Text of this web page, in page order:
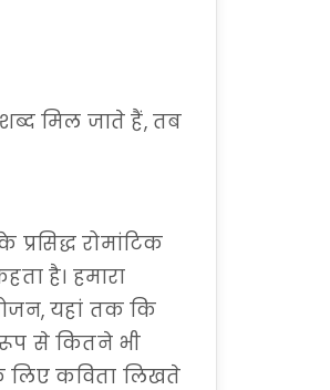
मिल जाते हैं, तब
रोमांटिक
है। हमारा
यहां तक कि
रूप से कितने भी
लिए कविता लिखते